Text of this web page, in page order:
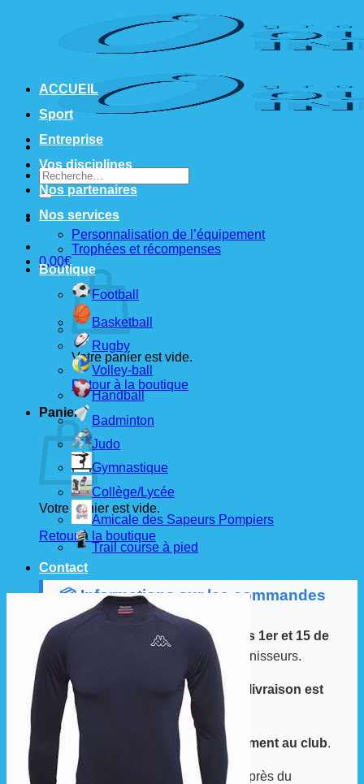
Recherche
pour :
0,00€
Votre panier est vide.
Retour à la boutique
Panier
Votre panier est vide.
Retour à la boutique
📦 Informations sur les commandes
Les commandes sont passées
les 1er et 15 de
auprès de nos fournisseurs.
À partir de ces dates, le
délai de livraison est
d'environ 3 semaines.
La livraison est effectuée directement au club.
La commande est à récupérer auprès du
ACCUEIL
Sport
Entreprise
Vos disciplines
Nos partenaires
Nos services
Personnalisation de l’équipement
Trophées et récompenses
Boutique
Football
Basketball
Rugby
Volley-ball
Handball
Badminton
Judo
Gymnastique
Collège/Lycée
Amicale des Sapeurs Pompiers
Trail course à pied
Contact